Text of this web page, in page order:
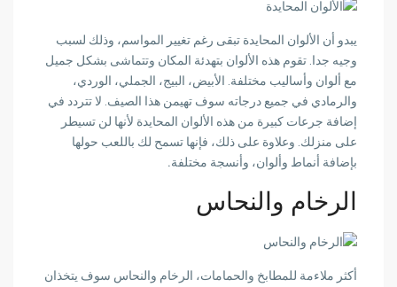
يبدو أن الألوان المحايدة تبقى رغم تغيير المواسم، وذلك لسبب
وجيه جدا. تقوم هذه الألوان بتهدئة المكان وتتماشى بشكل جميل
مع ألوان وأساليب مختلفة . الأبيض، البيج، الجملي، الوردي،
والرمادي في جميع درجاته سوف تهيمن هذا الصيف. لا تتردد في
إضافة جرعات كبيرة من هذه الألوان المحايدة لأنها لن تسيطر
على منزلك . وعلاوة على ذلك، فإنها تسمح لك باللعب حولها
بإضافة أنماط وألوان، وأنسجة مختلفة.
الرخام والنحاس
أكثر ملاءمة للمطابخ والحمامات، الرخام والنحاس سوف يتخذان